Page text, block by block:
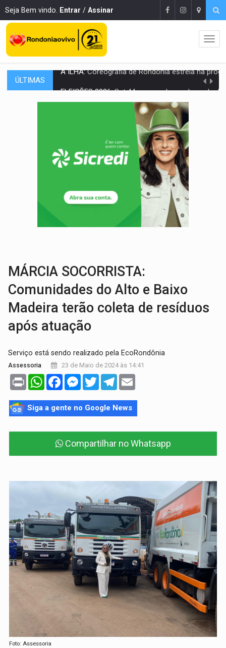
Seja Bem vindo. Entrar / Assinar
ÚLTIMAS Sgt. Mouza esclarece 'erro de digitação' em declaração de
JUDICIÁRIO:Sinjur parabeniza servidores pelo adicional de incentivo com
AVISO DE LICITAÇÃO: Pregão Eletrônico Nº 12/
Polícia apreende mais de uma tonelada de drogas em fundo
EMOCIONE:PRESENTES: Confira os sorteados na promoção
Idoso é filmado furtando bicicleta na frente
JUSTIÇA:Comarca de Nova Mamoré terá seu primeiro
ADAILTON FÚRIA:Assessoria denuncia suposto ataque com perfis
MÁRCIA SOCORRISTA:
Comunidades do Alto e Baixo
Madeira terão coleta de resíduos
após atuação
Serviço está sendo realizado pela EcoRondônia
Assessoria 23 de Maio de 2024 às 14:41
Print WhatsAppFacebookMessenger
TwitterTelegram
Siga a gente no Google News
Compartilhar no Whatsapp
Foto: Assessoria